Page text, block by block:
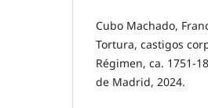
Cubo Machado,
Tortura, castigos
Régimen, ca. 1751-
de Madrid, 2024.